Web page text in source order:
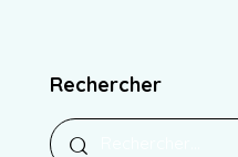
Rechercher